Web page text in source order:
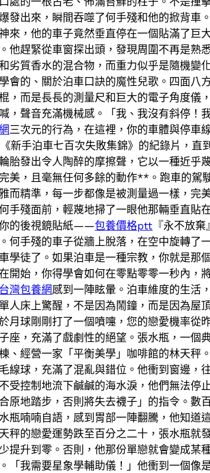
發出來，瞬間吞噬了何手殘和他的掀背車
，他的車子竟然垂直停在一個貼滿了巨
趕緊從車窗探出頭，發現周圍不再是熟
劣質香水的混合物，而重力似乎是隨機變
的、關於泊車口訣的魔性兒歌。四面八
，而是長長的測量尺和巨大的電子角度儀
，聲音充滿機械感。「我、我沒有斜停！
三次元的行為，在這裡，你的車體與停
新手泊車七百次失敗集錦》的紀錄片，直
發出令人陶醉的摩擦聲，它以一種近乎
美，且毫無任何多餘的動作**。跑車的駕
而精準，每一步都像是被測量過一樣，完
手殘面前，輕蔑地掃了一眼他那輛垂直貼
你的後視鏡貼紙——包養價格ptt 『永不放
何手殘的車子從牆上脫落，在空中旋轉了
車學徒了。如果泊車是一種宗教，你就是那
始，你得學會如何在零點零零一秒內，
台灣包養網感到一陣眩暈。泊車維度的生活
人床上驚醒，不是因為鬧鐘，而是因為屋
月球剛剛打了一個噴嚏，您的戀愛機率從
座，充滿了戲劇性的絕望。張水瓶，一個
、經營一家「平衡美學」咖啡館的林天秤
線球，充滿了混亂與錯位。他衝到窗邊，
受控制地流下鹹鹹的海水淚，他們無法停
原地踏步，否則將失去襪子」的指令。數
瓶喃喃自語，感到胃部一陣翻騰，他知道
秤的戀愛運勢跌至百分之二十，張水瓶就
提升到零。否則，他那份單戀就會變成某
「我需要星象學輔助儀！」他衝到一個像